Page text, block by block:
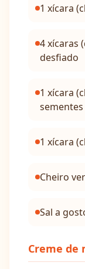
1 xícara
4 xícaras
desfiado
1 xícara
sementes
1 xícara
Cheiro
Sal a
Creme de